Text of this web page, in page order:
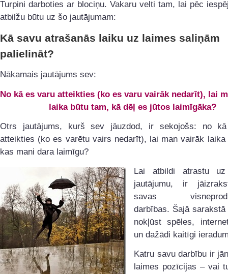
Turpini darboties ar blociņu. Vakaru velti tam, lai pēc
atbilžu būtu uz šo jautājumam:
Kā savu atrašanās laiku uz laimes saliņām
palielināt?
Nākamais jautājums sev:
No kā es varu atteikties (ko es varu vairāk nedarīt), lai
laika būtu tam, kā dēļ es jūtos laimīgāka?
Otrs jautājums, kurš sev jāuzdod, ir sekojošs: no
atteikties (ko es varētu vairs nedarīt), lai man vairāk laika
kas mani dara laimīgu?
Lai atbildi atrastu
jautājumu, ir
savas
darbības. Šajā
nokļūst spēles,
un dažādi kaitīgi
Katru savu darbību ir
laimes pozīcijas – vai